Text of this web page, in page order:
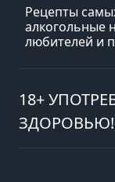
Рецепты
алкогольные
любителей и
18+
ЗДОРОВЬЮ!